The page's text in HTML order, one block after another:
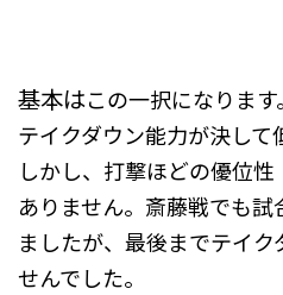
基本はこの一択になります
テイクダウン能力が決して
しかし、打撃ほどの優位
ありません。斎藤戦でも
ましたが、最後までテイ
せんでした。